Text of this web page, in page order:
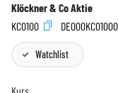
Klöckner & Co Aktie
KC0100
DE000KC01000
Watchlist
Kurs